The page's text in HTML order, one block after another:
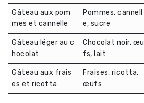
Gâteau aux pom
mes et cannelle
Pommes, cannell
e, sucre
Gâteau léger au c
hocolat
Chocolat noir, œu
fs, lait
Gâteau aux frais
es et ricotta
Fraises, ricotta,
œufs